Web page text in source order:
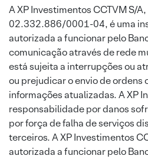
A XP Investimentos CCTVM S/
02.332.886/0001-04, é uma
autorizada a funcionar pelo
comunicação através de rede
está sujeita a interrupções ou
ou prejudicar o envio de ordens
informações atualizadas. A XP
responsabilidade por danos
por força de falha de serviços
terceiros. A XP Investimentos
autorizada a funcionar pelo